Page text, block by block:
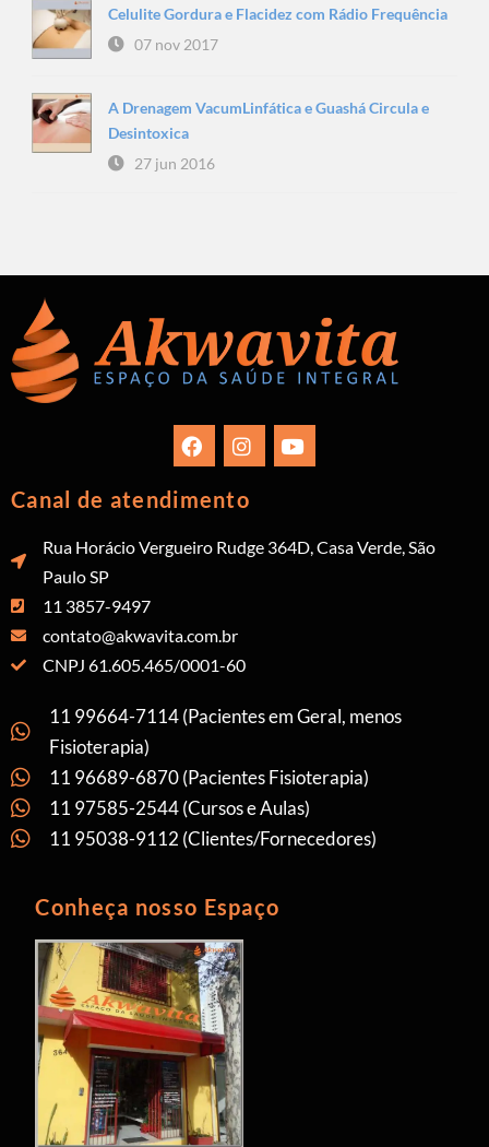
Celulite Gordura e Flacidez com Rádio Frequência
07 nov 2017
A Drenagem VacumLinfática e Guashá Circula e
Desintoxica
27 jun 2016
Canal de atendimento
Rua Horácio Vergueiro Rudge 364D, Casa Verde, São
Paulo SP
11 3857-9497
contato@akwavita.com.br
CNPJ 61.605.465/0001-60
11 99664-7114 (Pacientes em Geral, menos
Fisioterapia)
11 96689-6870 (Pacientes Fisioterapia)
11 97585-2544 (Cursos e Aulas)
11 95038-9112 (Clientes/Fornecedores)
Conheça nosso Espaço